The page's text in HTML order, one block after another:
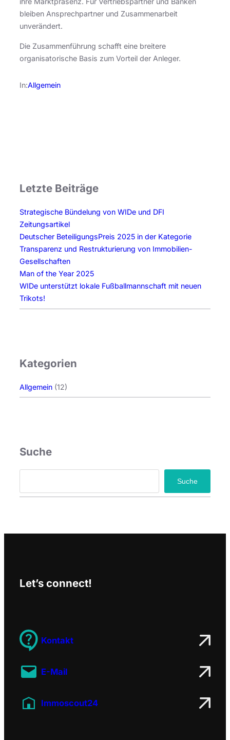
bleiben Ansprechpartner und Zusammenarbeit
unverändert.
Die Zusammenführung schafft eine breitere
organisatorische Basis zum Vorteil der Anleger.
In:Allgemein
Letzte Beiträge
Strategische Bündelung von WIDe und DFI
Zeitungsartikel
Deutscher BeteiligungsPreis 2025 in der Kategorie
Transparenz und Restrukturierung von Immobilien-
Gesellschaften
Man of the Year 2025
WIDe unterstützt lokale Fußballmannschaft mit neuen
Trikots!
Kategorien
Allgemein (12)
Suche
a
h
Suche
Let’s connect!
Kontakt
E-Mail
Immoscout24